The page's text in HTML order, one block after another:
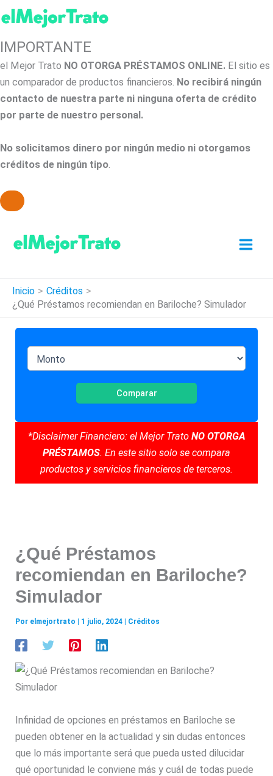
IMPORTANTE
el Mejor Trato NO OTORGA PRÉSTAMOS ONLINE. El sitio es
un comparador de productos financieros. No recibirá ningún
contacto de nuestra parte ni ninguna oferta de crédito
por parte de nuestro personal.
No solicitamos dinero por ningún medio ni otorgamos
créditos de ningún tipo.
contenido
Inicio
Créditos
¿Qué Préstamos recomiendan en Bariloche? Simulador
Comparar
*Disclaimer Financiero: el Mejor Trato NO OTORGA
PRÉSTAMOS. En este sitio solo se compara
productos y servicios financieros de terceros.
¿Qué Préstamos
recomiendan en Bariloche?
Simulador
Por elmejortrato 1 julio, 2024 Créditos
Infinidad de opciones en préstamos en Bariloche se
pueden obtener en la actualidad y sin dudas entonces
que lo más importante será que pueda usted dilucidar
qué oportunidad le conviene más y cuál de todas puede